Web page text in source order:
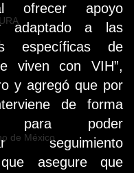
de México
ofrecer apoyo
adaptado a las
específicas de
viven con VIH”,
y agregó que por
de forma
para poder
seguimiento
asegure que